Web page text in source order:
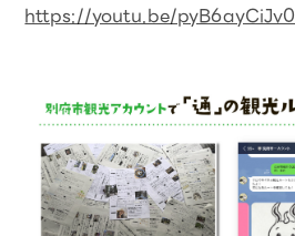
https://youtu.be/pyB6ayCiJv0